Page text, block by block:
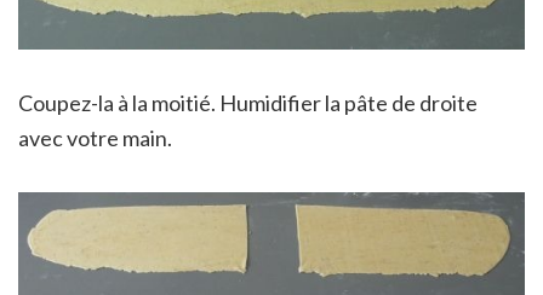
Coupez-la à la moitié. Humidifier la pâte de droite
avec votre main.